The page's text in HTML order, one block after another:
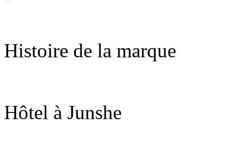
Histoire de la marque
Hôtel à Junshe